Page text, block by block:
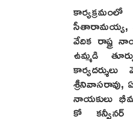
సీతారామయ్య,
వేదిక రాష్ట్ర
ఉమ్మడి
నాయకులు
కో కన్వీనర్